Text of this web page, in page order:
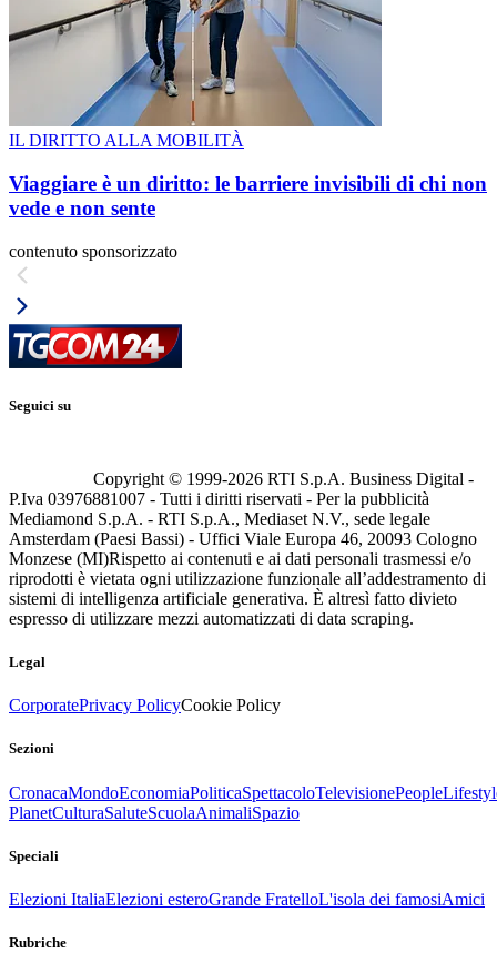
IL DIRITTO ALLA MOBILITÀ
Viaggiare è un diritto: le barriere invisibili di chi non
vede e non sente
contenuto sponsorizzato
Seguici su
Copyright © 1999-2026 RTI S.p.A. Business Digital -
P.Iva 03976881007 - Tutti i diritti riservati - Per la pubblicità
Mediamond S.p.A. - RTI S.p.A., Mediaset N.V., sede legale
Amsterdam (Paesi Bassi) - Uffici Viale Europa 46, 20093 Cologno
Monzese (MI)Rispetto ai contenuti e ai dati personali trasmessi e/o
riprodotti è vietata ogni utilizzazione funzionale all’addestramento di
sistemi di intelligenza artificiale generativa. È altresì fatto divieto
espresso di utilizzare mezzi automatizzati di data scraping.
Legal
CorporatePrivacy PolicyCookie Policy
Sezioni
CronacaMondoEconomiaPoliticaSpettacoloTelevisionePeople
PlanetCulturaSaluteScuolaAnimaliSpazio
Speciali
Elezioni ItaliaElezioni esteroGrande FratelloL'isola dei famosiAmici
Rubriche